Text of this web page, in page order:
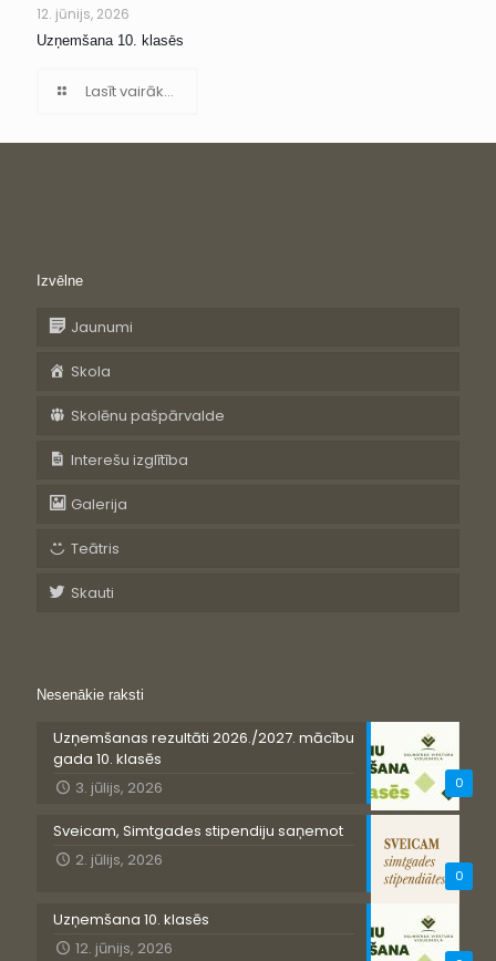
12. jūnijs, 2026
Uzņemšana 10. klasēs
Lasīt vairāk...
Izvēlne
Jaunumi
Skola
Skolēnu pašpārvalde
Interešu izglītība
Galerija
Teātris
Skauti
Nesenākie raksti
0
Uzņemšanas rezultāti 2026./2027. mācību
gada 10. klasēs
3. jūlijs, 2026
0
Sveicam, Simtgades stipendiju saņemot
2. jūlijs, 2026
Uzņemšana 10. klasēs
12. jūnijs, 2026